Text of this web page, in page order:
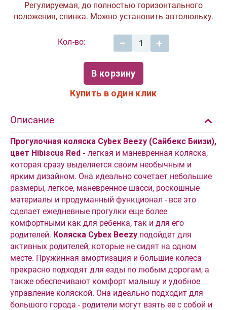
Регулируемая, до полностью горизонтального
положения, спинка. Можно установить автолюльку.
Кол-во: +
−
В корзину
Купить в один клик
Описание
Прогулочная коляска Cybex Beezy (Сайбекс Биизи),
цвет Hibiscus Red - легкая и маневренная коляска,
которая сразу выделяется своим необычным и
ярким дизайном. Она идеально сочетает небольшие
размеры, легкое, маневренное шасси, роскошные
материалы и продуманный функционал - все это
сделает ежедневные прогулки еще более
комфортными как для ребенка, так и для его
родителей. Коляска Cybex Beezy подойдет для
активных родителей, которые не сидят на одном
месте. Пружинная амортизация и большие колеса
прекрасно подходят для езды по любым дорогам, а
также обеспечивают комфорт малышу и удобное
управление коляской. Она идеально подходит для
большого города - родители могут взять ее с собой и